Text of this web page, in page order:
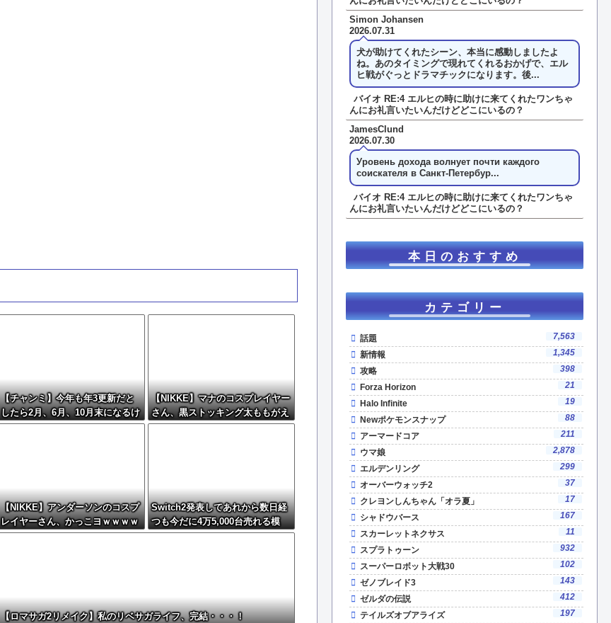
【チャンミ】今年も年3更新だと
したら2月、6月、10月末になるけ
どこれ毎回LoH月だから暇すぎな
【NIKKE】マナのコスプレイヤー
さん、黒ストッキング太ももがえ
ちえちィ！
【NIKKE】アンダーソンのコスプ
レイヤーさん、かっこヨｗｗｗｗ
ｗｗ
Switch2発表してあれから数日経
つも今だに4万5,000台売れる模
様・・・・・・
【ロマサガ2リメイク】私のリベサガライフ、完結・・・！
Simon Johansen
2026.07.31
犬が助けてくれたシーン、本当に感動しましたよ
ね。あのタイミングで現れてくれるおかげで、エル
ヒ戦がぐっとドラマチックになります。後...
バイオ RE:4 エルヒの時に助けに来てくれたワンちゃ
んにお礼言いたいんだけどどこにいるの？
JamesClund
2026.07.30
Уровень дохода волнует почти каждого
соискателя в Санкт-Петербур...
バイオ RE:4 エルヒの時に助けに来てくれたワンちゃ
んにお礼言いたいんだけどどこにいるの？
本日のおすすめ
カテゴリー
話題
7,563
新情報
1,345
攻略
398
Forza Horizon
21
Halo Infinite
19
Newポケモンスナップ
88
アーマードコア
211
ウマ娘
2,878
エルデンリング
299
オーバーウォッチ2
37
クレヨンしんちゃん「オラ夏」
17
シャドウバース
167
スカーレットネクサス
11
スプラトゥーン
932
スーパーロボット大戦30
102
ゼノブレイド3
143
ゼルダの伝説
412
テイルズオブアライズ
197